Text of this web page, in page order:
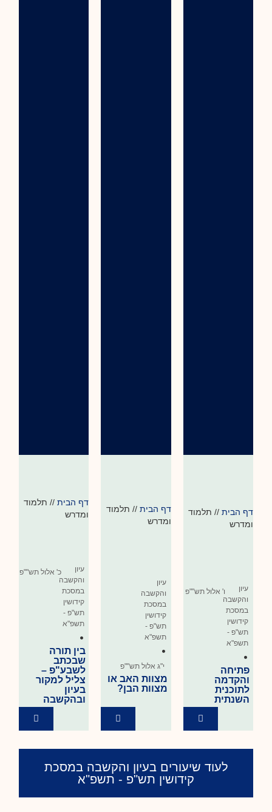
דף הבית // תלמוד
ומדרש
עיון
והקשבה
במסכת
קידושין
תש"פ -
תשפ"א
•
ו' אלול תש""פ
פתיחה
והקדמה
לתוכנית
השנתית
דף הבית // תלמוד
ומדרש
עיון
והקשבה
במסכת
קידושין
תש"פ -
תשפ"א
•
י"ג אלול תש""פ
מצוות האב או
מצוות הבן?
דף הבית// תלמוד
ומדרש
עיון
והקשבה
במסכת
קידושין
תש"פ -
תשפ"א
•
כ' אלול תש""פ
בין תורה
שבכתב
לשבע"פ –
צליל למקור
בעיון
ובהקשבה
לעוד שיעורים בעיון והקשבה במסכת
קידושין תש"פ - תשפ"א